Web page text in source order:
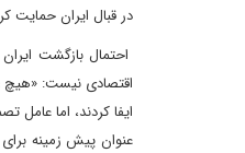
در قبال ایران حمایت
احتمال بازگشت
ایفا کردند، اما عامل
عنوان پیش زمینه